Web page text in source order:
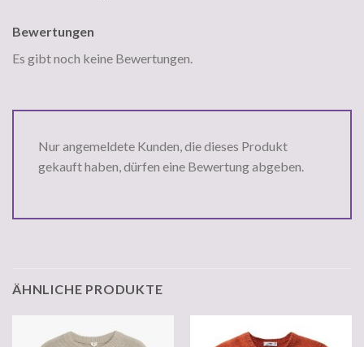
Bewertungen
Es gibt noch keine Bewertungen.
Nur angemeldete Kunden, die dieses Produkt
gekauft haben, dürfen eine Bewertung abgeben.
ÄHNLICHE PRODUKTE